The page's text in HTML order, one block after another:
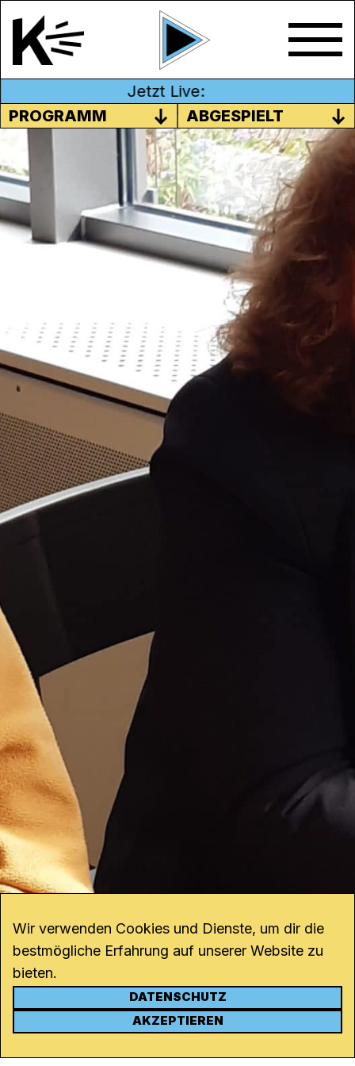
Jetzt Live:
PROGRAMM
ABGESPIELT
SUSY SCHMID
Diesmal ist Susy Schmid zu Gast, eine
Krimi-Schriftstellerin aus dem Aargau.
Sendung vom 10.10.2020
00:00
PODCAST ABONNIEREN
KONTAKT
Wir verwenden Cookies und Dienste, um dir die
bestmögliche Erfahrung auf unserer Website zu
bieten.
DATENSCHUTZ
AKZEPTIEREN